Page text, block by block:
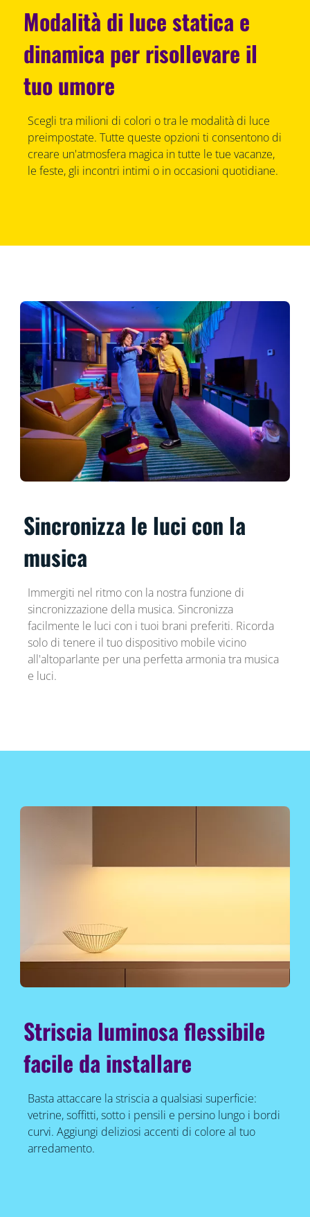
Modalità di luce statica e
dinamica per risollevare il
tuo umore
Scegli tra milioni di colori o tra le modalità di luce
preimpostate. Tutte queste opzioni ti consentono di
creare un'atmosfera magica in tutte le tue vacanze,
le feste, gli incontri intimi o in occasioni quotidiane.
Sincronizza le luci con la
musica
Immergiti nel ritmo con la nostra funzione di
sincronizzazione della musica. Sincronizza
facilmente le luci con i tuoi brani preferiti. Ricorda
solo di tenere il tuo dispositivo mobile vicino
all'altoparlante per una perfetta armonia tra musica
e luci.
Striscia luminosa flessibile
facile da installare
Basta attaccare la striscia a qualsiasi superficie:
vetrine, soffitti, sotto i pensili e persino lungo i bordi
curvi. Aggiungi deliziosi accenti di colore al tuo
arredamento.